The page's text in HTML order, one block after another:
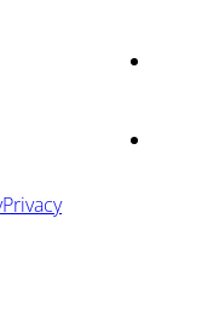
Privacy